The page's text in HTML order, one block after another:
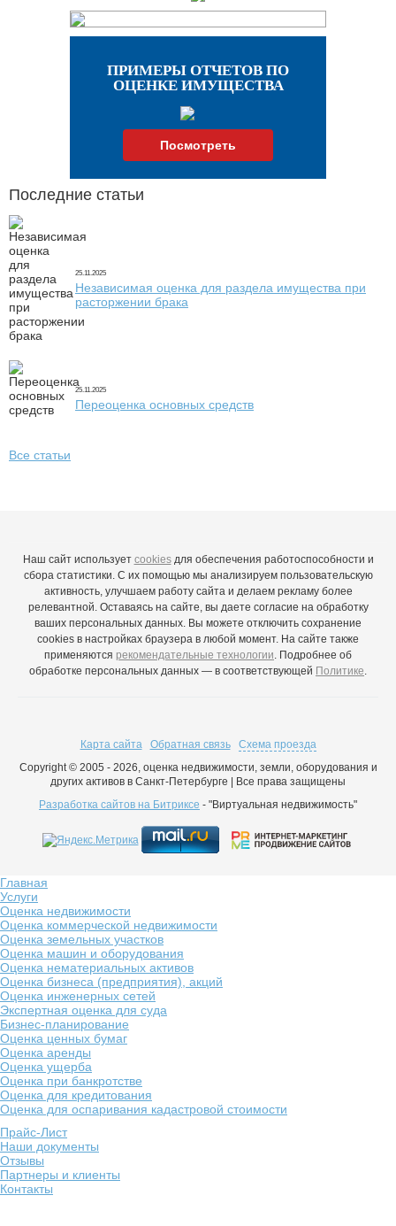
ПРИМЕРЫ ОТЧЕТОВ ПО
ОЦЕНКЕ ИМУЩЕСТВА
Посмотреть
Последние статьи
25.11.2025
Независимая оценка для раздела имущества при
расторжении брака
25.11.2025
Переоценка основных средств
Все статьи
Наш сайт использует cookiesдля обеспечения работоспособности и
сбора статистики. С их помощью мы анализируем пользовательскую
активность, улучшаем работу сайта и делаем рекламу более
релевантной. Оставаясь на сайте, вы даете согласие на обработку
ваших персональных данных. Вы можете отключить сохранение
cookies в настройках браузера в любой момент. На сайте также
применяются рекомендательные технологии . Подробнее об
обработке персональных данных — в соответствующей Политике
Карта сайта Обратная связь
Схема проезда
Copyright © 2005 - 2026, оценка недвижимости, земли, оборудования и
других активов в Санкт-Петербурге | Все права защищены
Разработка сайтов на Битриксе - "Виртуальная недвижимость"
Главная
Услуги
Оценка недвижимости
Оценка коммерческой недвижимости
Оценка земельных участков
Оценка машин и оборудования
Оценка нематериальных активов
Оценка бизнеса (предприятия), акций
Оценка инженерных сетей
Экспертная оценка для суда
Бизнес-планирование
Оценка ценных бумаг
Оценка аренды
Оценка ущерба
Оценка при банкротстве
Оценка для кредитования
Оценка для оспаривания кадастровой стоимости
Прайс-Лист
Наши документы
Отзывы
Партнеры и клиенты
Контакты